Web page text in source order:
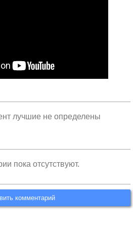
лучшие не определены
пока отсутствуют.
комментарий